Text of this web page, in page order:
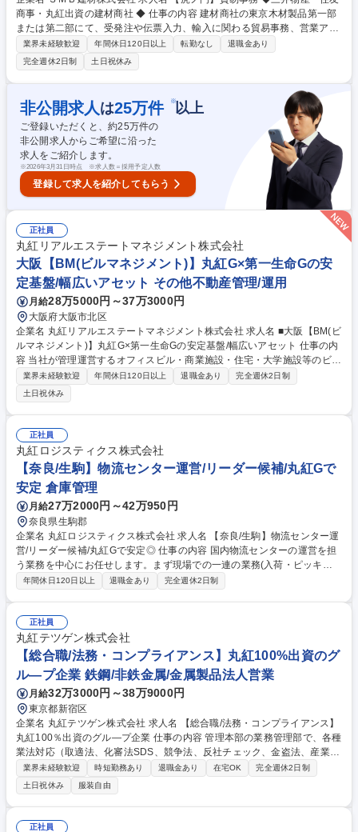
商事・丸紅出資の建材商社 ◆ 仕事の内容 建材商社の東京木材製品第一部
または第二部にて、受発注や伝票入力、輸入に関わる貿易事務、営業アシ
スタント業務を幅広くお任せします。バックオフィスから営業活動をマル
チに支える、やりがいのあるお仕事です。 【具体的には】■受発注業務、
売上・仕入伝票入力（SAP使用）■輸入契約書データ入力・作成、LC決
済・TT送金手配■為替予約、管理■海外取引先（東南アジア中心）とのメ
ール対応※翻訳ツール等も活用可■船積管理■営業アシスタント（資料作
成、顧客電話対応、デリバリー調整、在庫管理等）■部署内のサポート業
務（事務同士で助け合う風土です） 募集職種 【虎ノ門】貿易事務 ◆三井
物産・住友商事・丸紅出資の建材商社 ◆
業界未経験歓迎 年間休日120日以上 転勤なし
退職金あり
完全週休2日制
土日祝休み
非公開求人 は25万件 ※以上
ご登録いただくと、約25万件の
非公開求人からご希望に沿った
求人をご紹介します。
※2026年3月31日時点 ※求人数＝採用予定人数
登録して求人を紹介してもらう
正社員
丸紅リアルエステートマネジメント株式会社
大阪【BM(ビルマネジメント)】丸紅G×第一生命Gの安
定基盤/幅広いアセット その他不動産管理/運用
月給28万5000円～37万3000円
大阪府大阪市北区
企業名 丸紅リアルエステートマネジメント株式会社 求人名 ■大阪【BM(ビ
ルマネジメント)】丸紅G×第一生命Gの安定基盤/幅広いアセット 仕事の内
容 当社が管理運営するオフィスビル・商業施設・住宅・大学施設等のビル
マネジメントをお任せいたします。主な業務はメンテナンス委託先業者/入
居者/テナント企業/オーナー様との折衝となります。 【詳細】 ■メンテナ
ンス委託先業者への調整・発注作業や確認作業 ■受託先との折衝、月次報
告書の作成・提案等 ■入居者・テナント企業からの問合せ対応業務 ■オー
ナー様へのオーナー資産向上を目的とした、修繕工事/設備更新提案業務※
点検・清掃・工事等の業務は委託先業者が行います 募集職種 ■大阪【BM
(ビルマネジメント)】丸紅G×第一生命Gの安定基盤/幅広いアセット
業界未経験歓迎 年間休日120日以上 退職金あり
完全週休2日制
土日祝休み
正社員
丸紅ロジスティクス株式会社
【奈良/生駒】物流センター運営/リーダー候補/丸紅Gで
安定 倉庫管理
月給27万2000円～42万950円
奈良県生駒郡
企業名 丸紅ロジスティクス株式会社 求人名 【奈良/生駒】物流センター運
営/リーダー候補/丸紅Gで安定◎ 仕事の内容 国内物流センターの運営を担
う業務を中心にお任せします。まず現場での一連の業務(入荷・ピッキン
グ・検品など)を一通り経験いただき、物流オペレーションの基礎を習得
随する事務業務 ■セット組み/加工・品質検査業務 ■配送手配業務 ■センタ
ー運営管理(収支管理、労務管理含む) ※OJTを中心とした育成体制を整え
ており、直属の上長との1on1を通じて、やりがいや意欲を確認しなが
ら、継続的にフィードバック・フォローを行っています。 募集職種 【奈
良/生駒】物流センター運営/リーダー候補/丸紅Gで安定◎
年間休日120日以上 退職金あり 完全週休2日制
正社員
丸紅テツゲン株式会社
【総合職/法務・コンプライアンス】丸紅100%出資のグ
ル―プ企業 鉄鋼/非鉄金属/金属製品法人営業
月給32万3000円～38万9000円
東京都新宿区
企業名 丸紅テツゲン株式会社 求人名 【総合職/法務・コンプライアンス】
丸紅100％出資のグル―プ企業 仕事の内容 管理本部の業務管理部で、各種
業法対応（取適法、化審法SDS、競争法、反社チェック、金盗法、産業廃
棄物処理、省エネ法、特定荷主、物流効率化法等）を中心に管理・牽制を
行っていただきます。 ■個別取引における業法のチェックと、可否の判断
■業法施行の際、情報を収集・分析し、社内体制を設計・構築・運用 ■業
法対応としての行政機関への登録作業、年度毎の報告等 ■客先の与信管
理、契約内容のチェック ■安全保障の観点での貿易取引に対するチェック
業界未経験歓迎 時短勤務あり 退職金あり 在宅OK
完全週休2日制
土日祝休み
服装自由
正社員